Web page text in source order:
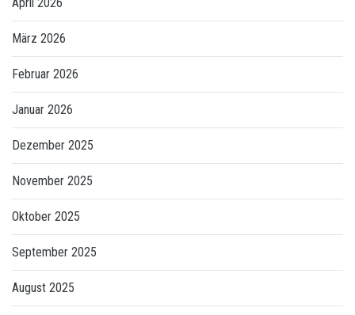
April 2026
März 2026
Februar 2026
Januar 2026
Dezember 2025
November 2025
Oktober 2025
September 2025
August 2025